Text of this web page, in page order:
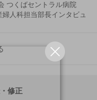
つくばセントラル病院
婦人科担当部長インタビュ
修正